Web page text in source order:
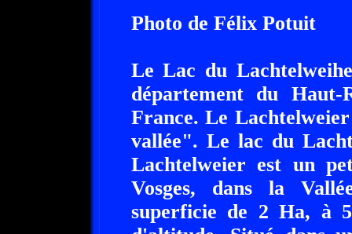
Photo de Félix Potuit
Le Lac du
département du
France. Le
vallée". Le lac du
Lachtelweier est un
Vosges, dans la
superficie de 2 Ha, à